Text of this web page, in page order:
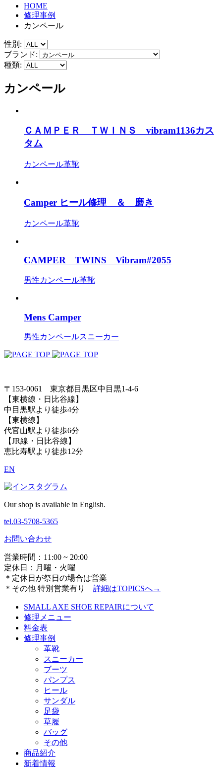
HOME
修理事例
カンペール
性別:
ブランド:
種類:
カンペール
ＣＡＭＰＥＲ ＴＷＩＮＳ vibram1136カス
タム
カンペール革靴
Camper ヒール修理 ＆ 磨き
カンペール革靴
CAMPER TWINS Vibram#2055
男性カンペール革靴
Mens Camper
男性カンペールスニーカー
〒153-0061 東京都目黒区中目黒1-4-6
【東横線・日比谷線】
中目黒駅より徒歩4分
【東横線】
代官山駅より徒歩6分
【JR線・日比谷線】
恵比寿駅より徒歩12分
EN
Our shop is available in English.
tel.03-5708-5365
お問い合わせ
営業時間：11:00 ~ 20:00
定休日：月曜・火曜
＊定休日が祭日の場合は営業
＊その他 特別営業有り 詳細はTOPICSへ→
SMALL AXE SHOE REPAIRについて
修理メニュー
料金表
修理事例
革靴
スニーカー
ブーツ
パンプス
ヒール
サンダル
足袋
草履
バッグ
その他
商品紹介
新着情報